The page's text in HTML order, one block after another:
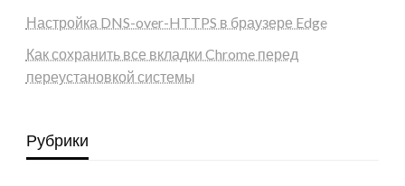
Настройка DNS-over-HTTPS в браузере Edge
Как сохранить все вкладки Chrome перед
переустановкой системы
Рубрики